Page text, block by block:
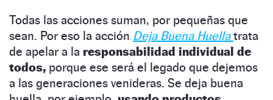
Todas las acciones suman, por pequeñas que
sean. Por eso la acción Deja Buena Huella trata
de apelar a la responsabilidad individual de
todos, porque ese será el legado que dejemos
a las generaciones venideras. Se deja buena